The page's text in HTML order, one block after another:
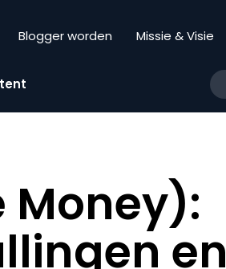
Blogger worden Missie & Visie
Money):
en